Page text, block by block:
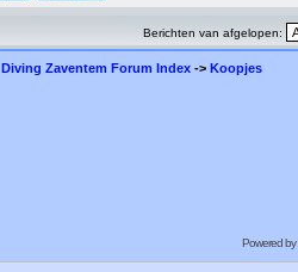
Berichten van afgelopen:
Diving Zaventem Forum Index -> Koopjes
Powered by